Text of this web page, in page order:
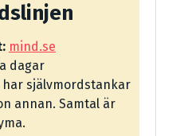
mind.se
dagar
har självmordstankar
annan. Samtal är